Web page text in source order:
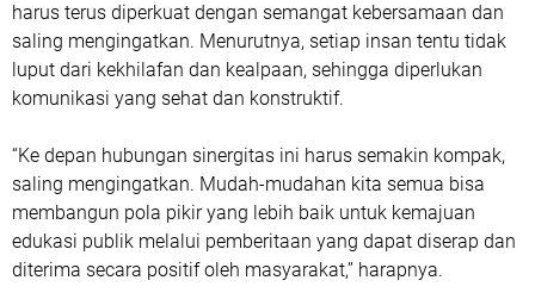
harus terus diperkuat dengan semangat kebersamaan dan
saling mengingatkan. Menurutnya, setiap insan tentu tidak
luput dari kekhilafan dan kealpaan, sehingga diperlukan
komunikasi yang sehat dan konstruktif.
“Ke depan hubungan sinergitas ini harus semakin kompak,
saling mengingatkan. Mudah-mudahan kita semua bisa
membangun pola pikir yang lebih baik untuk kemajuan
edukasi publik melalui pemberitaan yang dapat diserap dan
diterima secara positif oleh masyarakat,” harapnya.